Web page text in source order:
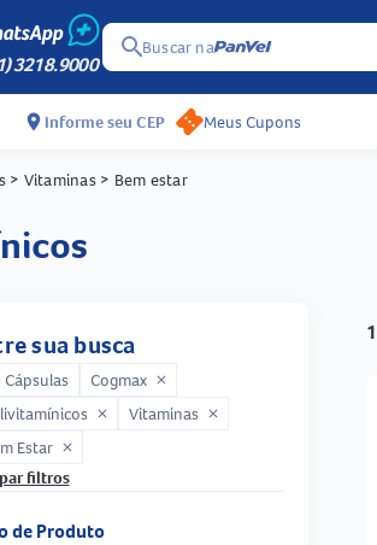
3218.9000
searchBuscar na
location_on Informe seu CEP Meus Cupons
> Vitaminas> Bem estar
sua busca
Cápsulas Cogmax close
close Vitaminas close
Estar close
filtros
de Produto
1